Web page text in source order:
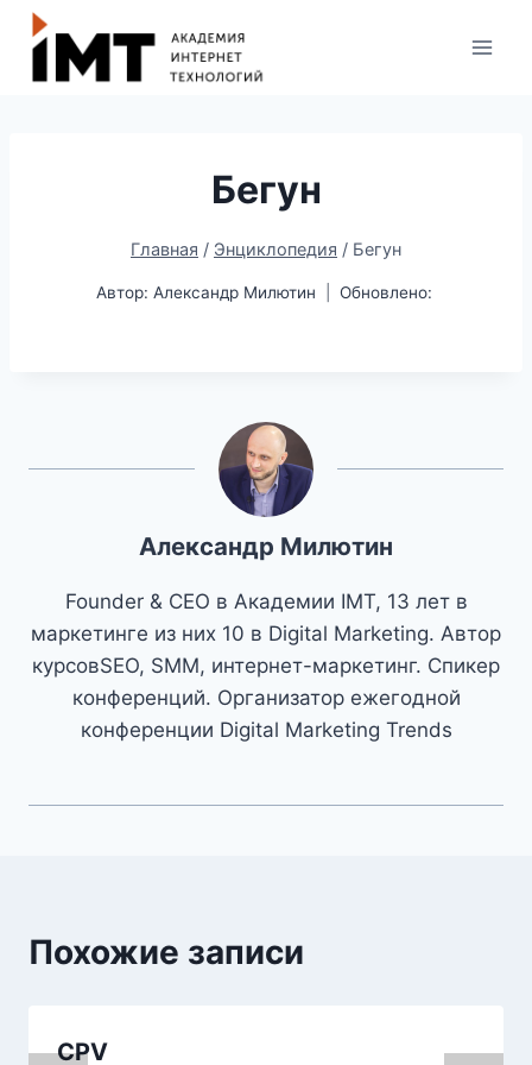
Бегун
Главная / Энциклопедия / Бегун
Автор: Александр Милютин Обновлено:
Александр Милютин
Founder & CEO в Академии IMT, 13 лет в
маркетинге из них 10 в Digital Marketing. Автор
курсовSEO, SMM, интернет-маркетинг. Спикер
конференций. Организатор ежегодной
конференции Digital Marketing Trends
Похожие записи
CPV